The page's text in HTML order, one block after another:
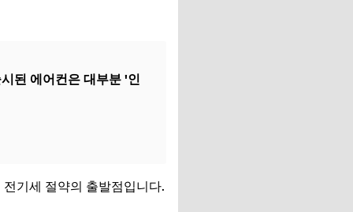
된 에어컨은 대부분 '인
기세 절약의 출발점입니다.